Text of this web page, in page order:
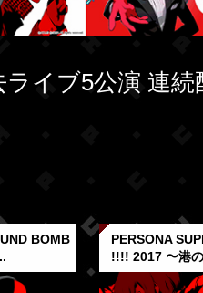
ライブ5公演 連
BOMB
PERSONA
!!!! 2017 〜港